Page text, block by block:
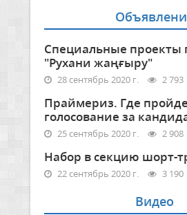
Специальные проекты
"Рухани жаңғыру"
28 сентябрь 2020 г. 2 793
Праймериз. Где
голосование за
25 сентябрь 2020 г. 2 908
Набор в секцию шорт-
22 сентябрь 2020 г. 3 190
Видео